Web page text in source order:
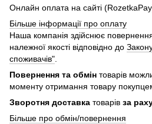
Онлайн оплата на сайті
Більше інформації про оплату
Наша компанія здійснює
належної якості відповідно до
споживачів"
Повернення та обмін товарів
моменту отримання товару
Зворотня доставка товарів за
Більше про обмін/повернення